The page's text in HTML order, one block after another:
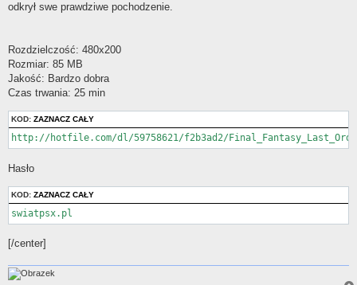
odkrył swe prawdziwe pochodzenie.
Rozdzielczość: 480x200
Rozmiar: 85 MB
Jakość: Bardzo dobra
Czas trwania: 25 min
KOD: ZAZNACZ CAŁY
http://hotfile.com/dl/59758621/f2b3ad2/
Hasło
KOD: ZAZNACZ CAŁY
swiatpsx.pl
[/center]